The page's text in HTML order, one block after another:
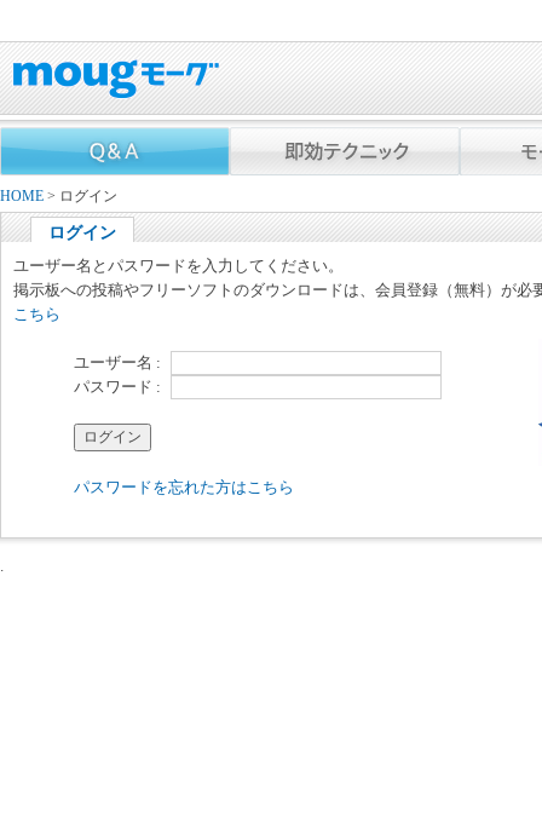
HOME > ログイン
ログイン
ユーザー名とパスワードを入力してください。
掲示板への投稿やフリーソフトのダウンロードは、会員登録（無料）が必
こちら
ユーザー名 :
パスワード :
パスワードを忘れた方はこちら